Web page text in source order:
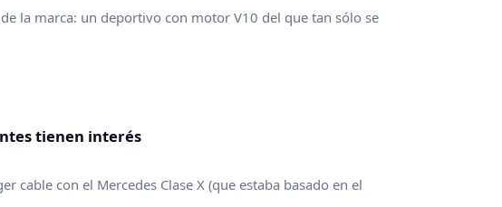
la marca: un deportivo con motor V10 del que tan sólo se
tienen interés
cable con el Mercedes Clase X (que estaba basado en el